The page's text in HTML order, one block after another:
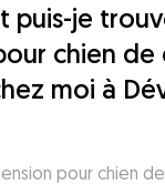
puis-je
chien de
moi à
pour chien